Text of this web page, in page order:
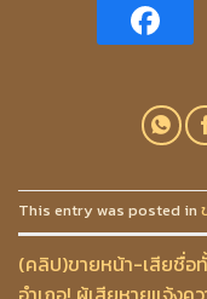
This entry was posted in
(คลิป)ขายหน้า-เสียชื่อ